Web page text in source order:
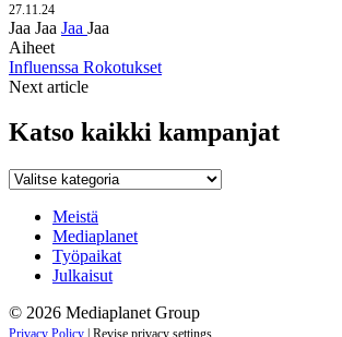
27.11.24
Jaa Jaa Jaa Jaa
Aiheet
Influenssa Rokotukset
Next article
Katso kaikki kampanjat
Katso
kampanjat
Meistä
Mediaplanet
Työpaikat
Julkaisut
© 2026 Mediaplanet Group